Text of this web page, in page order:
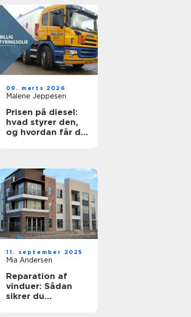
09. marts 2026
Malene Jeppesen
Prisen på diesel:
hvad styrer den,
og hvordan får du
11. september 2025
Mia Andersen
Reparation af
vinduer: Sådan
sikrer du